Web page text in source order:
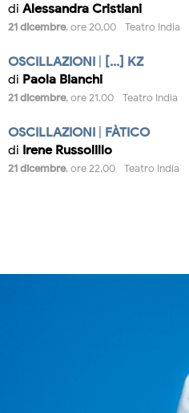
di Alessandra Cristiani
21 dicembre, ore 20,00 - Teatro India
OSCILLAZIONI
[...] KZ
di Paola Bianchi
21 dicembre, ore 21,00 - Teatro India
OSCILLAZIONI
FÀTICO
di Irene Russolillo
21 dicembre, ore 22,00 - Teatro India